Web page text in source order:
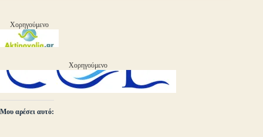
Χορηγούμενο
Χορηγούμενο
Μου αρέσει αυτό: